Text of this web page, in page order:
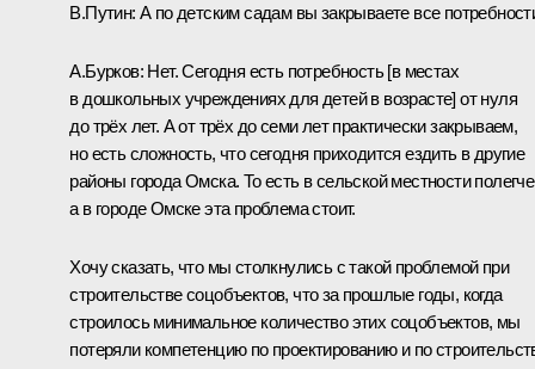
В.Путин: А по детским садам вы закрываете все
А.Бурков: Нет. Сегодня есть потребность [в местах
в дошкольных учреждениях для детей в возрасте] от нуля
до трёх лет. А от трёх до семи лет практически закрываем,
но есть сложность, что сегодня приходится ездить в другие
районы города Омска. То есть в сельской местности
а в городе Омске эта проблема стоит.
Хочу сказать, что мы столкнулись с такой проблемой при
строительстве соцобъектов, что за прошлые годы, когда
строилось минимальное количество этих соцобъектов, мы
потеряли компетенцию по проектированию и по